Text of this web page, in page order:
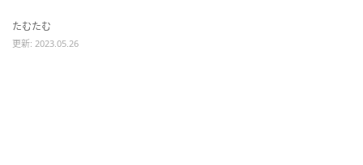
たむたむ
更新: 2023.05.26